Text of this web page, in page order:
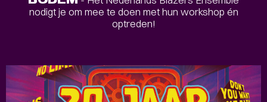
nodigt je om mee te doen met hun workshop én
optreden!